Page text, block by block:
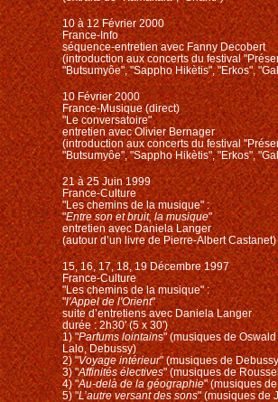
10 à 12 Février 2000
France-Info
séquence-entretien avec Fanny Decobert
(introduction aux concerts du festival
"Butsumyôe", "Sappho Hikètis", "Erkos",
10 Février 2000
France-Musique (direct)
"Le conversatoire"
entretien avec Olivier Bernager
(introduction aux concerts du festival
"Butsumyôe", "Sappho Hikètis", "Erkos",
21 à 25 Juin 1999
France-Culture
"Les chemins de la musique" :
"Entre son et bruit, la musique"
entretien avec Daniela Langer
(autour d’un livre de Pierre-Albert Castanet)
15, 16, 17, 18, 19 Décembre 1997
France-Culture
"Les chemins de la musique" :
"l'Appel de l'Orient"
suite d’entretiens avec Daniela Langer
durée : 2h30' (5 x 30')
1) "Parfums lointains" (musiques de
Lalo, Debussy)
2) "Voyage intérieur" (musiques de
3) "Affinités électives" (musiques de
4) "Au-delà de la géographie" (musiques
5) "L’autre versant des sons" (musiques de